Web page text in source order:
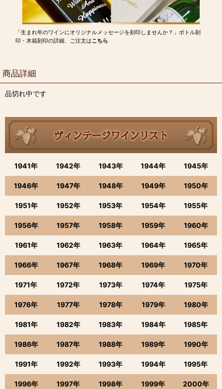
「生まれ年のワインにオリジナルメッセージを刻印しませんか？」ボトル刻
印・木箱刻印の詳細、ご注文はこちら
商品詳細
品切れ中です
1941年 1942年 1943年 1944年 1945年
1946年 1947年 1948年 1949年 1950年
1951年 1952年 1953年 1954年 1955年
1956年 1957年 1958年 1959年 1960年
1961年 1962年 1963年 1964年 1965年
1966年 1967年 1968年 1969年 1970年
1971年 1972年 1973年 1974年 1975年
1976年 1977年 1978年 1979年 1980年
1981年 1982年 1983年 1984年 1985年
1986年 1987年 1988年 1989年 1990年
1991年 1992年 1993年 1994年 1995年
1996年 1997年 1998年 1999年 2000年